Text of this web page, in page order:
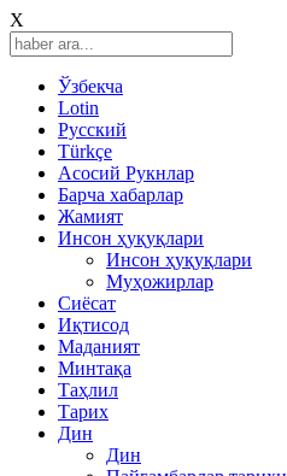
X
Ўзбекча
Lotin
Русский
Türkçe
Асосий Рукнлар
Барча хабарлар
Жамият
Инсон ҳуқуқлари
Инсон ҳуқуқлари
Муҳожирлар
Сиёсат
Иқтисод
Mаданият
Минтақа
Таҳлил
Тарих
Дин
Дин